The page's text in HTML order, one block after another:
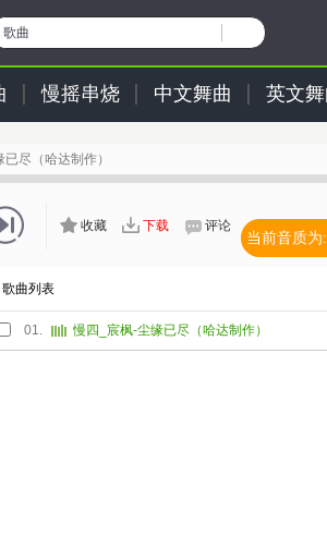
歌曲
慢摇串烧 中文舞曲 英文
尽（哈达制作）
收藏 下载 评论
当前音质为:
歌曲列表
01. 慢四_宸枫-尘缘已尽（哈达制作）